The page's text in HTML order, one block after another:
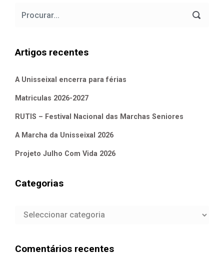
Artigos recentes
A Unisseixal encerra para férias
Matriculas 2026-2027
RUTIS – Festival Nacional das Marchas Seniores
A Marcha da Unisseixal 2026
Projeto Julho Com Vida 2026
Categorias
Categorias
Comentários recentes